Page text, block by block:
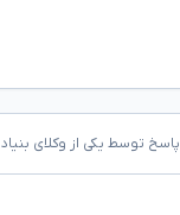
پاسخ توسط یکی از وکلای بنیاد